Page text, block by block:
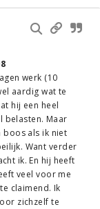
werk (10
aardig wat te
hij een heel
belasten. Maar
boos als ik niet
Want verder
ik. En hij heeft
veel voor me
claimend. Ik
zichzelf te